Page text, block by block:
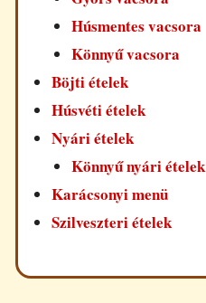
Húsmentes vacsora
Könnyű vacsora
Böjti ételek
Húsvéti ételek
Nyári ételek
Könnyű nyári ételek
Karácsonyi menü
Szilveszteri ételek